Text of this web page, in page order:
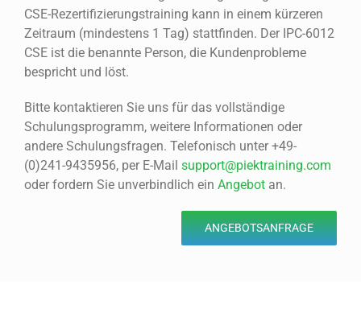
CSE-Rezertifizierungstraining kann in einem kürzeren
Zeitraum (mindestens 1 Tag) stattfinden. Der IPC-6012
CSE ist die benannte Person, die Kundenprobleme
bespricht und löst.
Bitte kontaktieren Sie uns für das vollständige
Schulungsprogramm, weitere Informationen oder
andere Schulungsfragen. Telefonisch unter +49-
(0)241-9435956, per E-Mail support@piektraining.com
oder fordern Sie unverbindlich ein Angebotan.
ANGEBOTSANFRAGE